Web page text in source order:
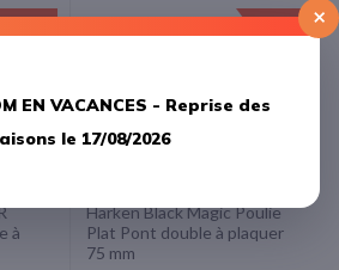
-18%
à
-20%
Harken Black Magic Poulie
Plat Pont double à plaquer
75 mm
×
EN VACANCES - Reprise des
le 17/08/2026